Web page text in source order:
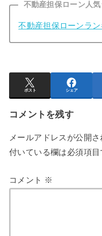
不動産担保ローン人
不動産担保ローンラ
ポスト シェア
コメントを残す
メールアドレスが公開
付いている欄は必須項目
コメント ※